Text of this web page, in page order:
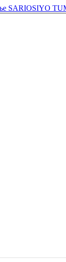
SARIOSIYO